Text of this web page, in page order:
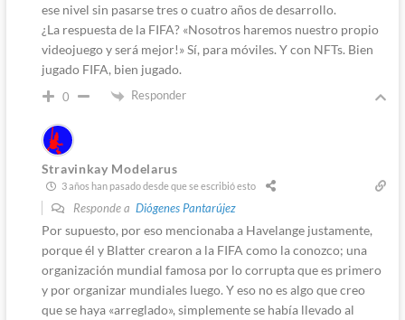
ese nivel sin pasarse tres o cuatro años de desarrollo.
¿La respuesta de la FIFA? «Nosotros haremos nuestro propio
videojuego y será mejor!» Sí, para móviles. Y con NFTs. Bien
jugado FIFA, bien jugado.
0 Responder
Stravinkay Modelarus
3 años han pasado desde que se escribió esto
Responde a Diógenes Pantarújez
Por supuesto, por eso mencionaba a Havelange justamente,
porque él y Blatter crearon a la FIFA como la conozco; una
organización mundial famosa por lo corrupta que es primero
y por organizar mundiales luego. Y eso no es algo que creo
que se haya «arreglado», simplemente se había llevado al